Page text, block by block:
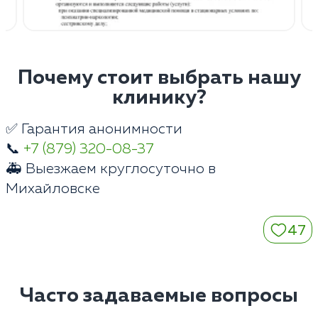
Почему стоит выбрать нашу
клинику?
✅ Гарантия анонимности
📞 +7 (879) 320-08-37
🚑 Выезжаем круглосуточно в
Михайловске
47
Часто задаваемые вопросы